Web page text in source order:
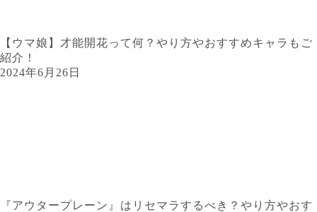
【ウマ娘】才能開花って何？やり方やおすすめキャラもご
紹介！
2024年6月26日
『アウタープレーン』はリセマラするべき？やり方やおす